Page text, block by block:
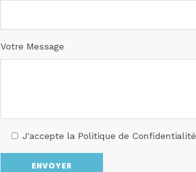
Votre Message
J'accepte la Politique de Confidentialité